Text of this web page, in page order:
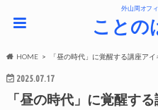
外山周オフ
ことの
HOME 「昼の時代」に覚醒する講座ア
2025.07.17
「昼の時代」に覚醒す